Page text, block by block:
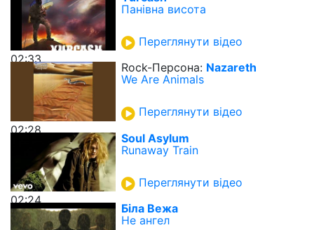
02:33
Панівна висота
Переглянути відео
02:28
Rock-Персона: Nazareth
We Are Animals
Переглянути відео
02:24
Soul Asylum
Runaway Train
Переглянути відео
Біла Вежа
Не ангел